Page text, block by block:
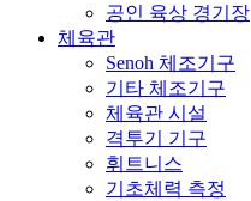
공인 육상 경기장
체육관
Senoh 체조기구
기타 체조기구
체육관 시설
격투기 기구
휘트니스
기초체력 측정